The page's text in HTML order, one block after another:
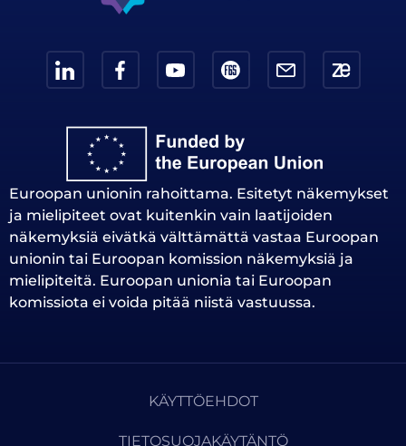
Euroopan unionin rahoittama. Esitetyt näkemykset
ja mielipiteet ovat kuitenkin vain laatijoiden
näkemyksiä eivätkä välttämättä vastaa Euroopan
unionin tai Euroopan komission näkemyksiä ja
mielipiteitä. Euroopan unionia tai Euroopan
komissiota ei voida pitää niistä vastuussa.
KÄYTTÖEHDOT
TIETOSUOJAKÄYTÄNTÖ